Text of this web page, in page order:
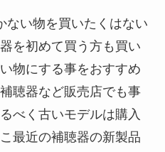
ない物を買いたくはない
を初めて買う方も買い
物にする事をおすすめ
聴器など販売店でも事
べく古いモデルは購入
最近の補聴器の新製品